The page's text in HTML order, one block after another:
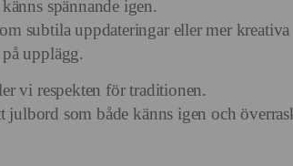
spännande igen.
subtila uppdateringar eller mer kreativa
upplägg.
vi respekten för traditionen.
julbord som både känns igen och